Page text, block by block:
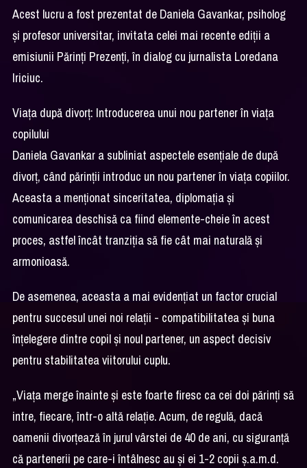
Acest lucru a fost prezentat de Daniela Gavankar, psiholog
și profesor universitar, invitata celei mai recente ediții a
emisiunii Părinți Prezenți, în dialog cu jurnalista Loredana
Iriciuc.
Viața după divorț: Introducerea unui nou partener în viața
copilului
Daniela Gavankar a subliniat aspectele esențiale de după
divorț, când părinții introduc un nou partener în viața copiilor.
Aceasta a menționat sinceritatea, diplomația și
comunicarea deschisă ca fiind elemente-cheie în acest
proces, astfel încât tranziția să fie cât mai naturală și
armonioasă.
De asemenea, aceasta a mai evidențiat un factor crucial
pentru succesul unei noi relații - compatibilitatea și buna
înțelegere dintre copil și noul partener, un aspect decisiv
pentru stabilitatea viitorului cuplu.
„Viața merge înainte și este foarte firesc ca cei doi părinți să
intre, fiecare, într-o altă relație. Acum, de regulă, dacă
oamenii divorțează în jurul vârstei de 40 de ani, cu siguranță
că partenerii pe care-i întâlnesc au și ei 1-2 copii ș.a.m.d.